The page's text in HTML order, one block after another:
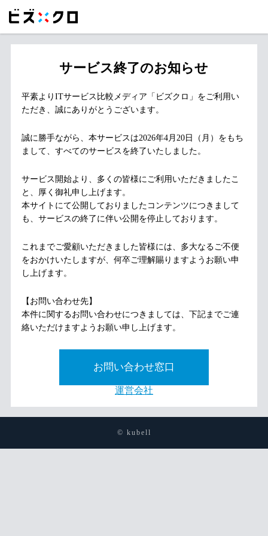
サービス終了のお知らせ
平素よりITサービス比較メディア「ビズクロ」をご利用い
ただき、誠にありがとうございます。
誠に勝手ながら、本サービスは2026年4月20日（月）をもち
まして、すべてのサービスを終了いたしました。
サービス開始より、多くの皆様にご利用いただきましたこ
と、厚く御礼申し上げます。
本サイトにて公開しておりましたコンテンツにつきまして
も、サービスの終了に伴い公開を停止しております。
これまでご愛顧いただきました皆様には、多大なるご不便
をおかけいたしますが、何卒ご理解賜りますようお願い申
し上げます。
【お問い合わせ先】
本件に関するお問い合わせにつきましては、下記までご連
絡いただけますようお願い申し上げます。
お問い合わせ窓口
運営会社
© kubell